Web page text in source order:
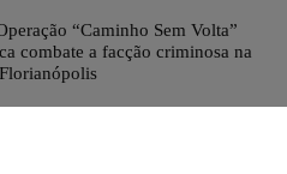
“Caminho Sem Volta”
combate a facção criminosa na